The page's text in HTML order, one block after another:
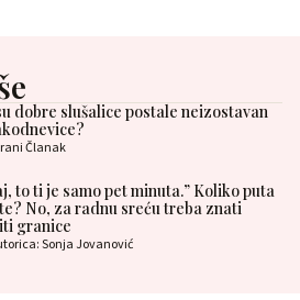
dobre slušalice postale neizostavan
Članak
to ti je samo pet minuta.” Koliko puta
No, za radnu sreću treba znati
granice
Sonja Jovanović